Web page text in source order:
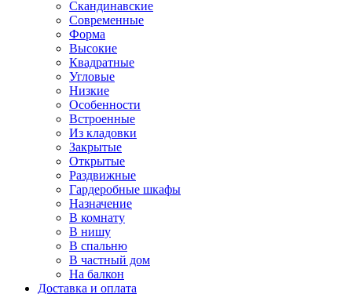
Скандинавские
Современные
Форма
Высокие
Квадратные
Угловые
Низкие
Особенности
Встроенные
Из кладовки
Закрытые
Открытые
Раздвижные
Гардеробные шкафы
Назначение
В комнату
В нишу
В спальню
В частный дом
На балкон
Доставка и оплата